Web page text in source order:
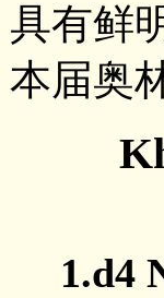
具有鲜
本届奥
1.d4